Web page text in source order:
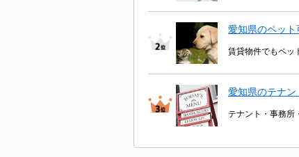
愛知県のペッ
賃貸物件でもペッ
愛知県のテナ
テナント・事務所